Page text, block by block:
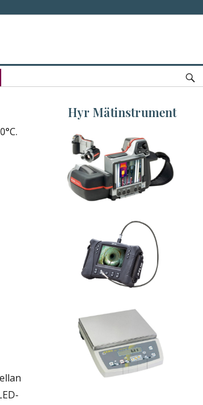
Hyr Mätinstrument
Hyr Värmekamera
View
Gallery...
Hyr Videoskop
View
Gallery...
Hyr Räknevåg
View
Gallery...